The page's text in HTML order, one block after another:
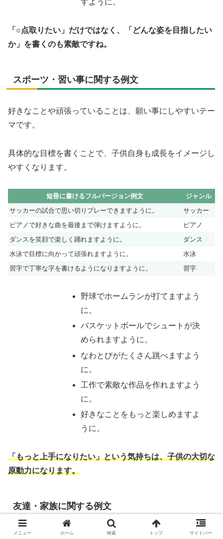
すように。
「○点取りたい」だけではなく、「どんな姿を目指したい
か」を書くのも素敵ですね。
スポーツ・習い事に関する例文
好きなことや頑張っていることは、願い事にしやすいテー
マです。
具体的な目標を書くことで、子供自身も成長をイメージし
やすくなります。
短冊に書けるフルバージョン例文
ジャンル
サッカーの試合で思い切りプレーできますように。
サッカー
ピアノで好きな曲を最後まで弾けますように。
ピアノ
ダンスを笑顔で楽しく踊れますように。
ダンス
水泳で目標に向かって頑張れますように。
水泳
習字で丁寧な字を書けるようになりますように。
習字
野球でホームランが打てますよう
に。
バスケットボールでシュートが決
められますように。
なわとびがたくさん跳べますよう
に。
工作で素敵な作品を作れますよう
に。
好きなことをもっと楽しめますよ
うに。
「もっと上手になりたい」という気持ちは、子供の大切な
原動力になります。
友達・家族に関する例文
自分以外の誰かを思う願い事も、七夕らしい温かさがあり
メニュー ホーム 検索 トップ サイドバー